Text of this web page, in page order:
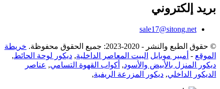
بريد إلكتروني
sale17@sitong.net
© حقوق الطبع والنشر - 2020-2023: جميع الحقوق محفوظة.
خريطة
الموقع - أمبير موبايل البيت المعاصر الداخلية, ديكور لوحة الحائط,
ديكور المنزل بالأبيض والأسود, أكواب القهوة التسامي, عناصر
الديكور الداخلي, ديكور المزرعة الريفية,